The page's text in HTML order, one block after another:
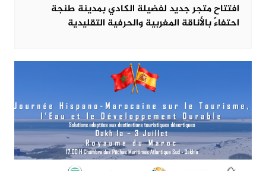
افتتاح متجر جديد لفضيلة الكادي بمدينة طنجة
احتفاءً بالأناقة المغربية والحرفية التقليدية